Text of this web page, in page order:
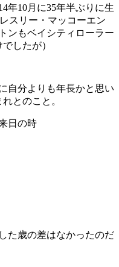
年10月に35年半ぶりに生
スリー・マッコーエン
ンもベイシティローラー
したが）
自分よりも年長かと思い
とのこと。
日の時
た歳の差はなかったのだ